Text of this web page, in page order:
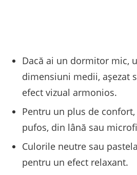
Dacă ai un dormitor mic,
dimensiuni medii, așezat
efect vizual armonios.
Pentru un plus de
pufos, din lână sau
Culorile neutre sau
pentru un efect relaxant.